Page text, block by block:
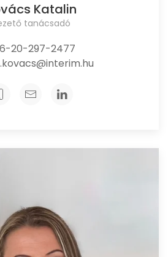
Katalin
tanácsadó
20-297-2477